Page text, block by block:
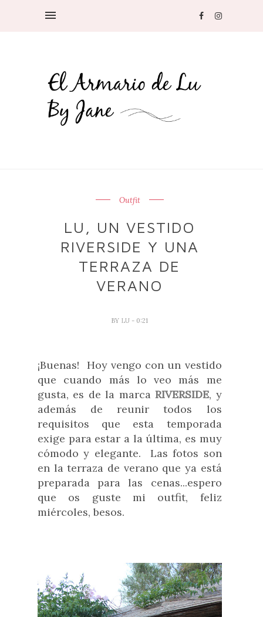
Outfit
LU, UN VESTIDO
RIVERSIDE Y UNA
TERRAZA DE
VERANO
BY LU - 0:21
¡Buenas! Hoy vengo con un vestido
que cuando más lo veo más me
gusta, es de la marcaRIVERSIDE, y
además de reunir todos los
requisitos que esta temporada
exige para estar a la última, es muy
cómodo y elegante. Las fotos son
en la terraza de verano que ya está
preparada para las cenas...espero
que os guste mi outfit, feliz
miércoles, besos.